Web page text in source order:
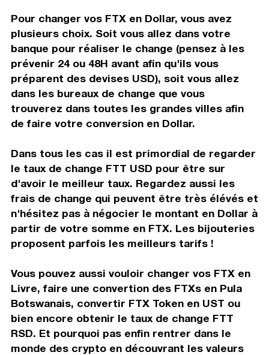
Pour changer vos FTX en Dollar, vous avez
plusieurs choix. Soit vous allez dans votre
banque pour réaliser le change (pensez à les
prévenir 24 ou 48H avant afin qu'ils vous
préparent des devises USD), soit vous allez
dans les bureaux de change que vous
trouverez dans toutes les grandes villes afin
de faire votre conversion en Dollar.
Dans tous les cas il est primordial de regarder
le taux de change FTT USD pour être sur
d'avoir le meilleur taux. Regardez aussi les
frais de change qui peuvent être très élévés et
n'hésitez pas à négocier le montant en Dollar à
partir de votre somme en FTX. Les bijouteries
proposent parfois les meilleurs tarifs !
Vous pouvez aussi vouloir changer vos FTX en
Livre, faire une convertion des FTXs en Pula
Botswanais, convertir FTX Token en UST ou
bien encore obtenir le taux de change FTT
RSD. Et pourquoi pas enfin rentrer dans le
monde des crypto en découvrant les valeurs